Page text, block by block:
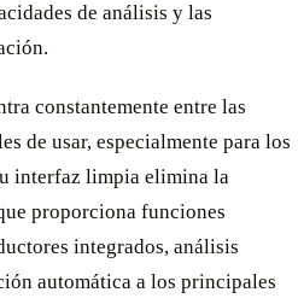
de análisis y las
constantemente entre las
de usar, especialmente para los
interfaz limpia elimina la
proporciona funciones
integrados, análisis
automática a los principales